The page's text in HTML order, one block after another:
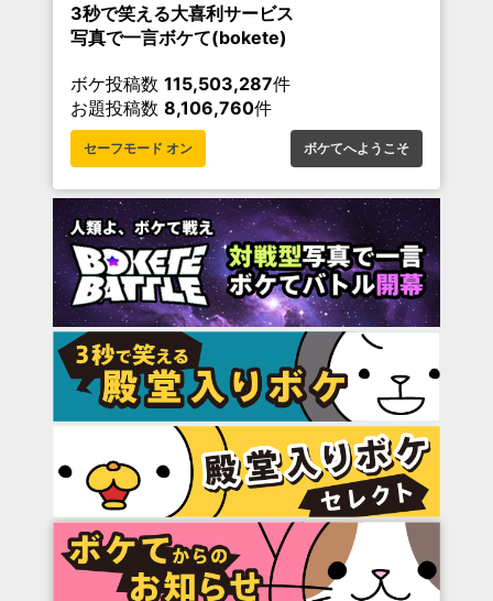
3秒で笑える大喜利サービス
写真で一言ボケて(bokete)
ボケ投稿数 115,503,287件
お題投稿数 8,106,760件
セーフモード オン ボケてへようこそ